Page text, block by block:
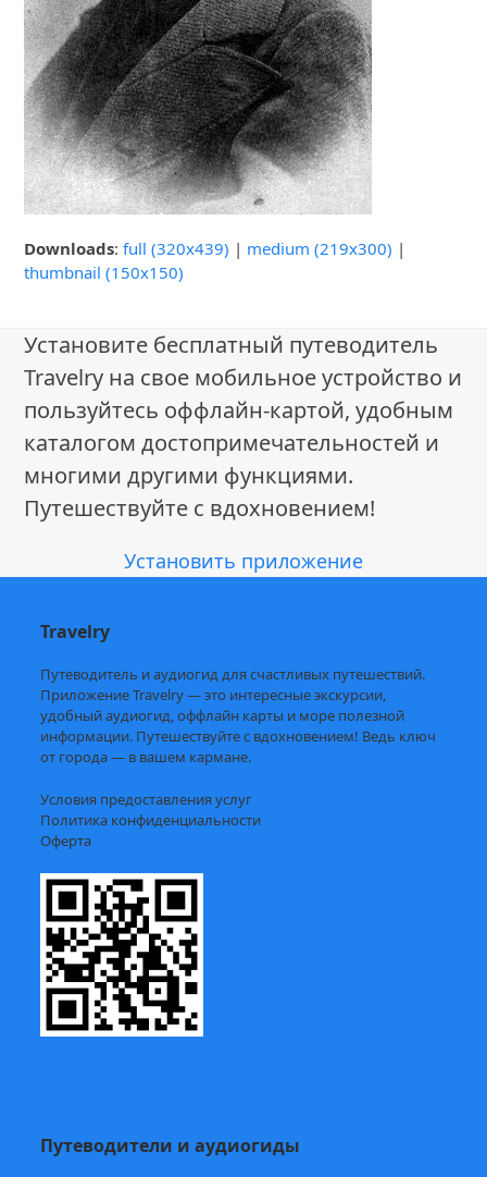
Downloads:full (320x439) | medium (219x300) |
thumbnail (150x150)
Установите бесплатный путеводитель
Travelry на свое мобильное устройство и
пользуйтесь оффлайн-картой, удобным
каталогом достопримечательностей и
многими другими функциями.
Путешествуйте с вдохновением!
Установить приложение
Travelry
Путеводитель и аудиогид для счастливых путешествий.
Приложение Travelry — это интересные экскурсии,
удобный аудиогид, оффлайн карты и море полезной
информации. Путешествуйте с вдохновением! Ведь ключ
от города — в вашем кармане.
Условия предоставления услуг
Политика конфиденциальности
Оферта
Путеводители и аудиогиды